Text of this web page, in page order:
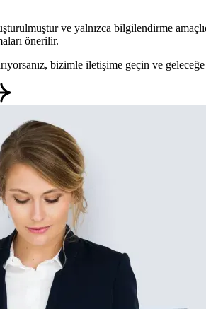
ve yalnızca bilgilendirme
önerilir.
bizimle iletişime geçin ve geleceğe